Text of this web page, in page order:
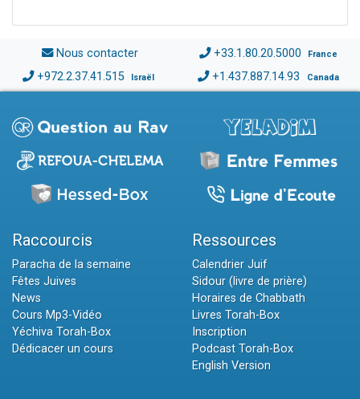
Nous contacter +33.1.80.20.5000 France
+972.2.37.41.515 Israël +1.437.887.14.93 Canada
Raccourcis
Paracha de la semaine
Fêtes Juives
News
Cours Mp3-Vidéo
Yéchiva Torah-Box
Dédicacer un cours
Ressources
Calendrier Juif
Sidour (livre de prière)
Horaires de Chabbath
Livres Torah-Box
Inscription
Podcast Torah-Box
English Version